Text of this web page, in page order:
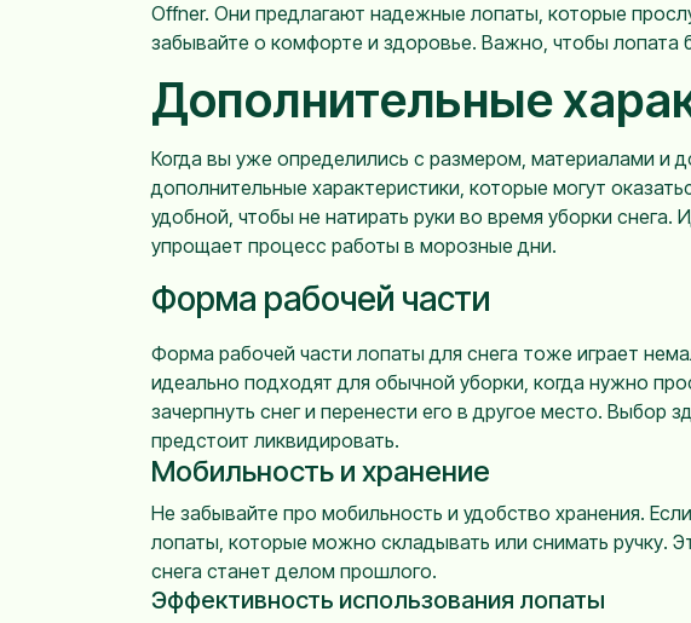
Offner. Они предлагают надежные лопаты, которые
забывайте о комфорте и здоровье. Важно, чтобы лопата
Дополнительные
Когда вы уже определились с размером, материалами и
дополнительные характеристики, которые могут
удобной, чтобы не натирать руки во время уборки
упрощает процесс работы в морозные дни.
Форма рабочей части
Форма рабочей части лопаты для снега тоже играет
идеально подходят для обычной уборки, когда нужно
зачерпнуть снег и перенести его в другое место.
предстоит ликвидировать.
Мобильность и хранение
Не забывайте про мобильность и удобство хранения.
лопаты, которые можно складывать или снимать ручку.
снега станет делом прошлого.
Эффективность использования лопаты